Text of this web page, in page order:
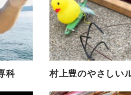
科 村上豊のやさしい